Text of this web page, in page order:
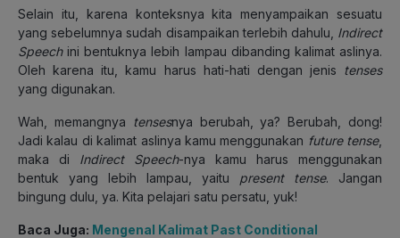
Selain itu, karena konteksnya kita menyampaikan sesuatu
yang sebelumnya sudah disampaikan terlebih dahulu, Indirect
Speechini bentuknya lebih lampau dibanding kalimat aslinya.
Oleh karena itu, kamu harus hati-hati dengan jenis tenses
yang digunakan.
Wah, memangnya tensesnya berubah, ya? Berubah, dong!
Jadi kalau di kalimat aslinya kamu menggunakan future tense,
maka di Indirect Speech-nya kamu harus menggunakan
bentuk yang lebih lampau, yaitu present tense. Jangan
bingung dulu, ya. Kita pelajari satu persatu, yuk!
Baca Juga: Mengenal Kalimat Past Conditional